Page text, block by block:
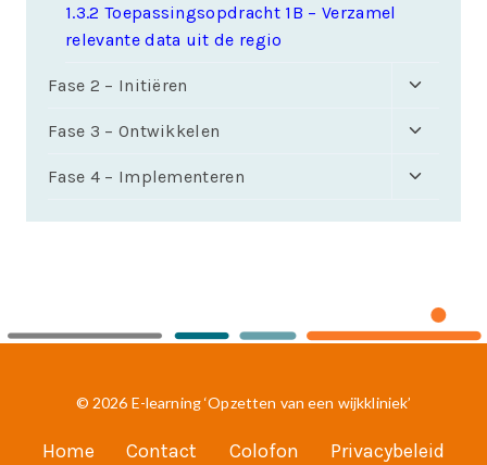
1.3.2 Toepassingsopdracht 1B – Verzamel
relevante data uit de regio
Fase 2 – Initiëren
Toggle
Fase 3 – Ontwikkelen
Toggle
Fase 4 – Implementeren
Toggle
© 2026 E-learning ‘Opzetten van een wijkkliniek’
Home Contact Colofon Privacybeleid